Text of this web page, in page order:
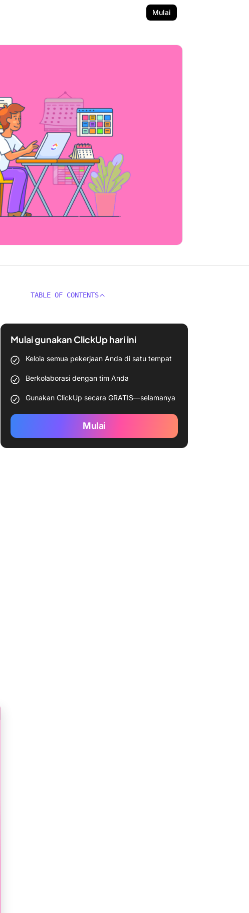
Mulai
TABLE OF CONTENTS
Mulai gunakan ClickUp hari ini
Kelola semua pekerjaan Anda di satu tempat
Berkolaborasi dengan tim Anda
Gunakan ClickUp secara GRATIS—selamanya
Mulai